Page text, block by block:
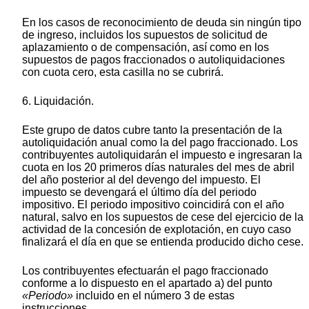
En los casos de reconocimiento de deuda sin ningún tipo
de ingreso, incluidos los supuestos de solicitud de
aplazamiento o de compensación, así como en los
supuestos de pagos fraccionados o autoliquidaciones
con cuota cero, esta casilla no se cubrirá.
6. Liquidación.
Este grupo de datos cubre tanto la presentación de la
autoliquidación anual como la del pago fraccionado. Los
contribuyentes autoliquidarán el impuesto e ingresaran la
cuota en los 20 primeros días naturales del mes de abril
del año posterior al del devengo del impuesto. El
impuesto se devengará el último día del periodo
impositivo. El periodo impositivo coincidirá con el año
natural, salvo en los supuestos de cese del ejercicio de la
actividad de la concesión de explotación, en cuyo caso
finalizará el día en que se entienda producido dicho cese.
Los contribuyentes efectuarán el pago fraccionado
conforme a lo dispuesto en el apartado a) del punto
«Periodo» incluido en el número 3 de estas